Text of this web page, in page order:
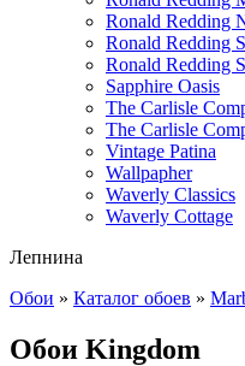
Ronald Redding
Ronald Redding
Ronald Redding
Sapphire Oasis
The Carlisle
The Carlisle
Vintage Patina
Wallpapher
Waverly Classics
Waverly Cottage
Лепнина
Обои » Каталог обоев »
Обои Kingdom